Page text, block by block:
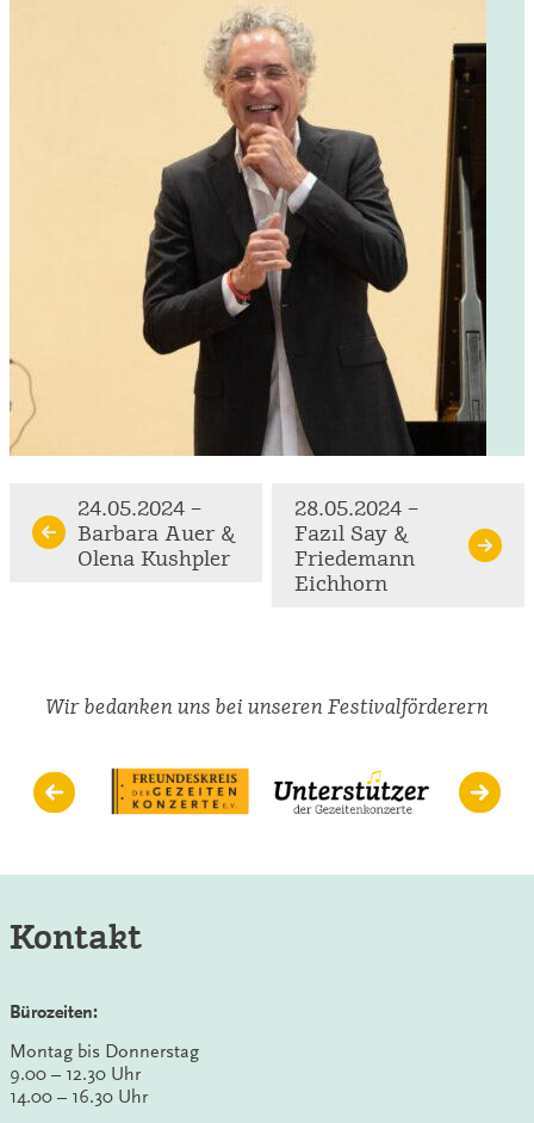
Continue
Reading
24.05.2024 –
Barbara Auer &
Olena Kushpler
28.05.2024 –
Fazıl Say &
Friedemann
Eichhorn
Wir bedanken uns bei unseren Festivalförderern
Kontakt
Bürozeiten:
Montag bis Donnerstag
9.00 – 12.30 Uhr
14.00 – 16.30 Uhr